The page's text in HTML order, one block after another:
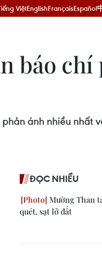
ViệtEnglishFrançaisEspañol
báo chí
ánh nhiều nhất
ĐỌC NHIỀU
Mường Than
quét, sạt lở đất